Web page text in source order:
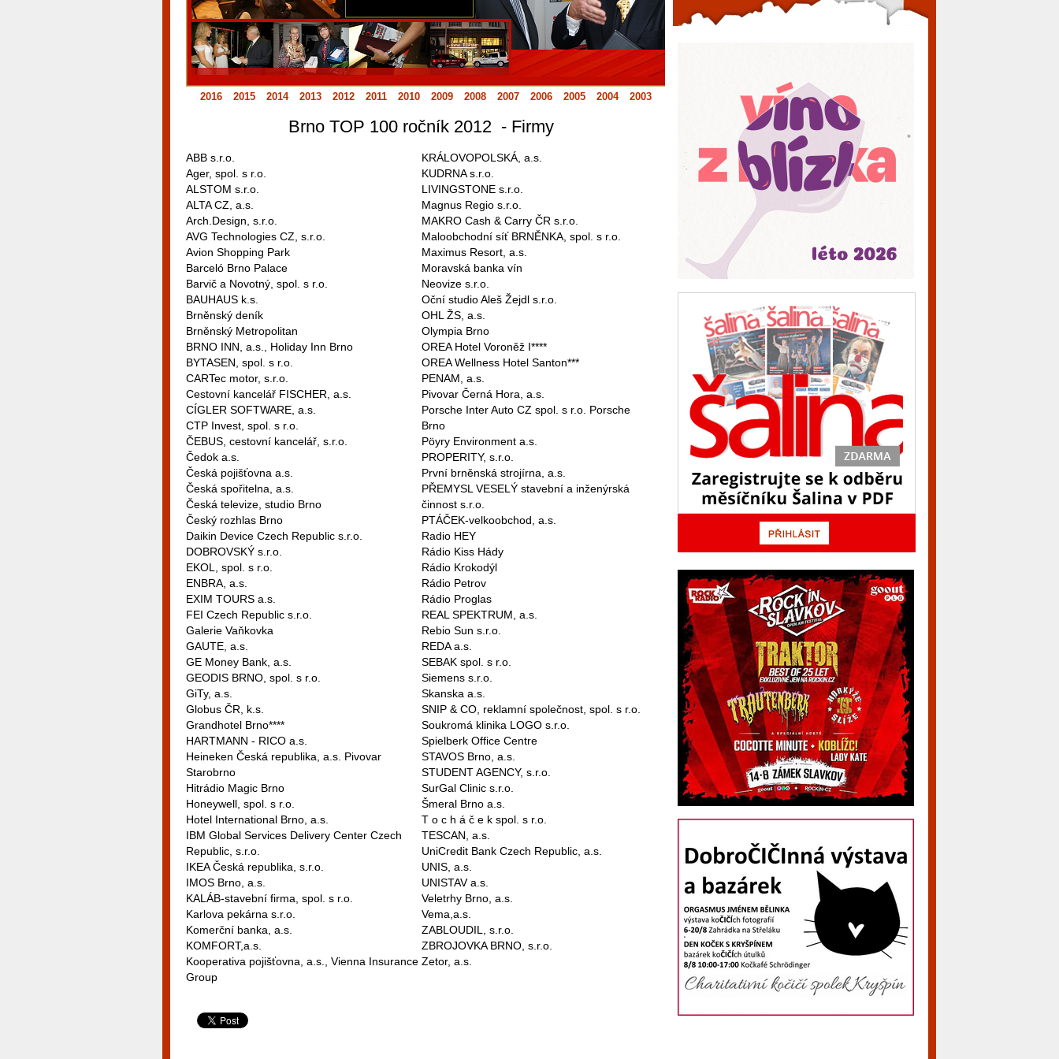
2016 2015 2014 2013 2012 2011 2010 2009 2008 2007 2006 2005 2004 2003
Brno TOP 100 ročník 2012 - Firmy
ABB s.r.o.
Ager, spol. s r.o.
ALSTOM s.r.o.
ALTA CZ, a.s.
Arch.Design, s.r.o.
AVG Technologies CZ, s.r.o.
Avion Shopping Park
Barceló Brno Palace
Barvič a Novotný, spol. s r.o.
BAUHAUS k.s.
Brněnský deník
Brněnský Metropolitan
BRNO INN, a.s., Holiday Inn Brno
BYTASEN, spol. s r.o.
CARTec motor, s.r.o.
Cestovní kancelář FISCHER, a.s.
CÍGLER SOFTWARE, a.s.
CTP Invest, spol. s r.o.
ČEBUS, cestovní kancelář, s.r.o.
Čedok a.s.
Česká pojišťovna a.s.
Česká spořitelna, a.s.
Česká televize, studio Brno
Český rozhlas Brno
Daikin Device Czech Republic s.r.o.
DOBROVSKÝ s.r.o.
EKOL, spol. s r.o.
ENBRA, a.s.
EXIM TOURS a.s.
FEI Czech Republic s.r.o.
Galerie Vaňkovka
GAUTE, a.s.
GE Money Bank, a.s.
GEODIS BRNO, spol. s r.o.
GiTy, a.s.
Globus ČR, k.s.
Grandhotel Brno****
HARTMANN - RICO a.s.
Heineken Česká republika, a.s. Pivovar
Starobrno
Hitrádio Magic Brno
Honeywell, spol. s r.o.
Hotel International Brno, a.s.
IBM Global Services Delivery Center Czech
Republic, s.r.o.
IKEA Česká republika, s.r.o.
IMOS Brno, a.s.
KALÁB-stavební firma, spol. s r.o.
Karlova pekárna s.r.o.
Komerční banka, a.s.
KOMFORT,a.s.
Kooperativa pojišťovna, a.s., Vienna Insurance
Group
KRÁLOVOPOLSKÁ, a.s.
KUDRNA s.r.o.
LIVINGSTONE s.r.o.
Magnus Regio s.r.o.
MAKRO Cash & Carry ČR s.r.o.
Maloobchodní síť BRNĚNKA, spol. s r.o.
Maximus Resort, a.s.
Moravská banka vín
Neovize s.r.o.
Oční studio Aleš Žejdl s.r.o.
OHL ŽS, a.s.
Olympia Brno
OREA Hotel Voroněž I****
OREA Wellness Hotel Santon***
PENAM, a.s.
Pivovar Černá Hora, a.s.
Porsche Inter Auto CZ spol. s r.o. Porsche
Brno
Pöyry Environment a.s.
PROPERITY, s.r.o.
První brněnská strojírna, a.s.
PŘEMYSL VESELÝ stavební a inženýrská
činnost s.r.o.
PTÁČEK-velkoobchod, a.s.
Radio HEY
Rádio Kiss Hády
Rádio Krokodýl
Rádio Petrov
Rádio Proglas
REAL SPEKTRUM, a.s.
Rebio Sun s.r.o.
REDA a.s.
SEBAK spol. s r.o.
Siemens s.r.o.
Skanska a.s.
SNIP & CO, reklamní společnost, spol. s r.o.
Soukromá klinika LOGO s.r.o.
Spielberk Office Centre
STAVOS Brno, a.s.
STUDENT AGENCY, s.r.o.
SurGal Clinic s.r.o.
Šmeral Brno a.s.
T o c h á č e k spol. s r.o.
TESCAN, a.s.
UniCredit Bank Czech Republic, a.s.
UNIS, a.s.
UNISTAV a.s.
Veletrhy Brno, a.s.
Vema,a.s.
ZABLOUDIL, s.r.o.
ZBROJOVKA BRNO, s.r.o.
Zetor, a.s.
Celý článek...